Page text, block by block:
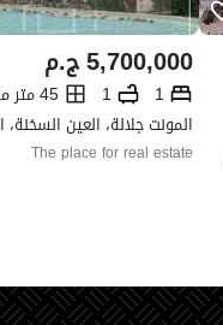
ج.م5,700,000
1
1
45 متر مربع
المونت جلالة، العين
The place for real estate